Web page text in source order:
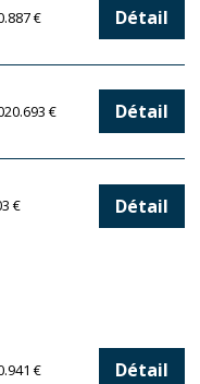
€ Détail
€ Détail
€ Détail
€ Détail